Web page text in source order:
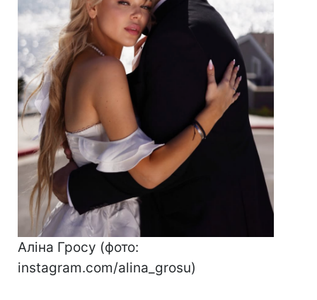
Аліна Гросу (фото:
instagram.com/alina_grosu)